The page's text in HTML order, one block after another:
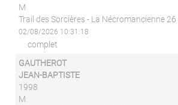
M
Trail des Sorcières - La Nécromancienne
02/08/2026 10:31:18
complet
GAUTHEROT
JEAN-BAPTISTE
1998
M